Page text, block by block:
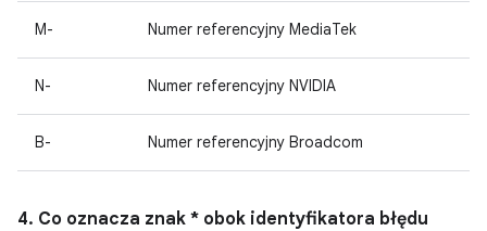
M- Numer referencyjny MediaTek
N- Numer referencyjny NVIDIA
B- Numer referencyjny Broadcom
4. Co oznacza znak * obok identyfikatora błędu